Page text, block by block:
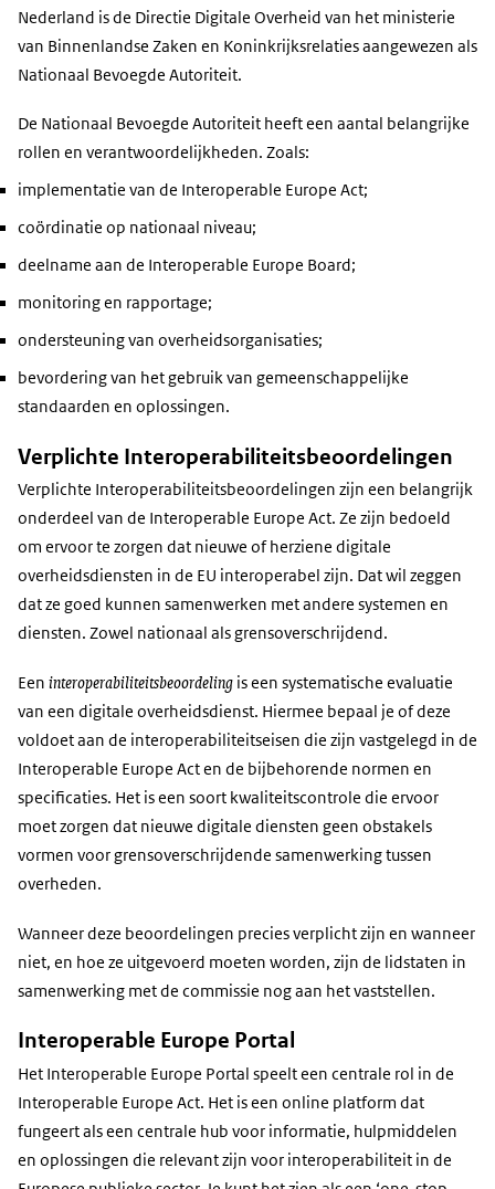
Nederland is de Directie Digitale Overheid van het ministerie
van Binnenlandse Zaken en Koninkrijksrelaties aangewezen als
Nationaal Bevoegde Autoriteit.
De Nationaal Bevoegde Autoriteit heeft een aantal belangrijke
rollen en verantwoordelijkheden. Zoals:
implementatie van de Interoperable Europe Act;
coördinatie op nationaal niveau;
deelname aan de Interoperable Europe Board;
monitoring en rapportage;
ondersteuning van overheidsorganisaties;
bevordering van het gebruik van gemeenschappelijke
standaarden en oplossingen.
Verplichte Interoperabiliteitsbeoordelingen
Verplichte Interoperabiliteitsbeoordelingen zijn een belangrijk
onderdeel van de Interoperable Europe Act. Ze zijn bedoeld
om ervoor te zorgen dat nieuwe of herziene digitale
overheidsdiensten in de EU interoperabel zijn. Dat wil zeggen
dat ze goed kunnen samenwerken met andere systemen en
diensten. Zowel nationaal als grensoverschrijdend.
Een interoperabiliteitsbeoordeling is een systematische evaluatie
van een digitale overheidsdienst. Hiermee bepaal je of deze
voldoet aan de interoperabiliteitseisen die zijn vastgelegd in de
Interoperable Europe Act en de bijbehorende normen en
specificaties. Het is een soort kwaliteitscontrole die ervoor
moet zorgen dat nieuwe digitale diensten geen obstakels
vormen voor grensoverschrijdende samenwerking tussen
overheden.
Wanneer deze beoordelingen precies verplicht zijn en wanneer
niet, en hoe ze uitgevoerd moeten worden, zijn de lidstaten in
samenwerking met de commissie nog aan het vaststellen.
Interoperable Europe Portal
Het Interoperable Europe Portal speelt een centrale rol in de
Interoperable Europe Act. Het is een online platform dat
fungeert als een centrale hub voor informatie, hulpmiddelen
en oplossingen die relevant zijn voor interoperabiliteit in de